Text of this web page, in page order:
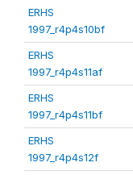
ERHS
1997_r4p4s10bf
ERHS
1997_r4p4s11af
ERHS
1997_r4p4s11bf
ERHS
1997_r4p4s12f